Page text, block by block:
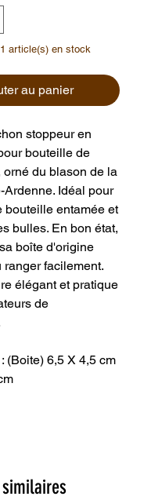
article(s) en stock
au panier
stoppeur en
bouteille de
orné du blason de la
Idéal pour
bouteille entamée et
bulles. En bon état,
boîte d'origine
ranger facilement.
élégant et pratique
de
(Boite) 6,5 X 4,5 cm